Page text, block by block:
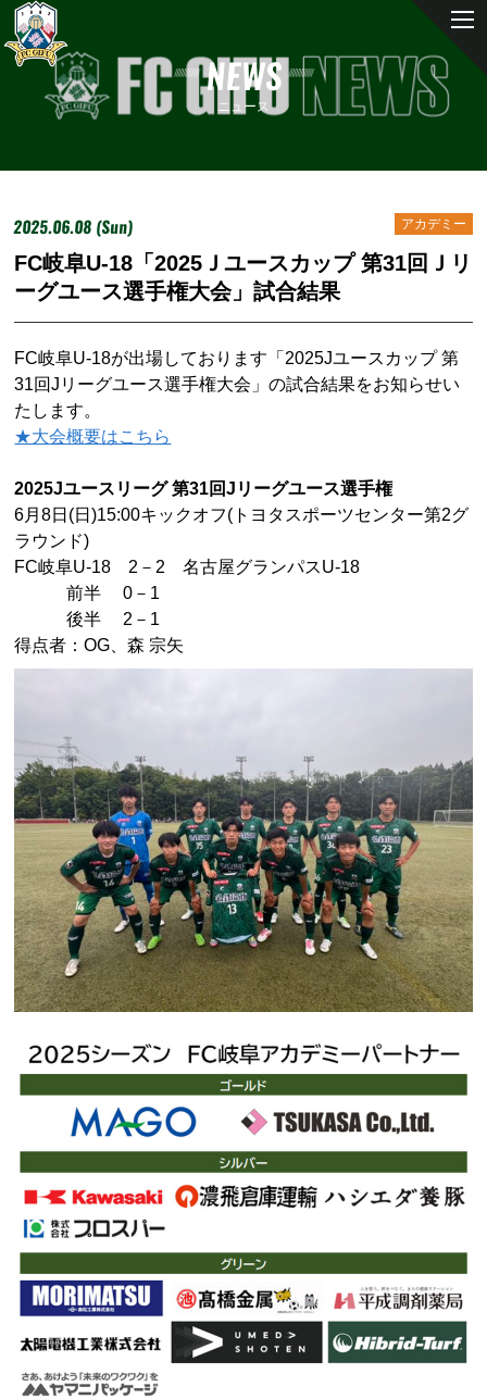
NEWS
ニュース
2025.06.08 (Sun) アカデミー
FC岐阜U-18「2025Ｊユースカップ 第31回Ｊリ
ーグユース選手権大会」試合結果
FC岐阜U-18が出場しております「2025Jユースカップ 第
31回Jリーグユース選手権大会」の試合結果をお知らせい
たします。
★大会概要はこちら
2025Jユースリーグ 第31回Jリーグユース選手権
6月8日(日)15:00キックオフ(トヨタスポーツセンター第2グ
ラウンド)
FC岐阜U-18 2－2 名古屋グランパスU-18
前半 0－1
後半 2－1
得点者：OG、森 宗矢